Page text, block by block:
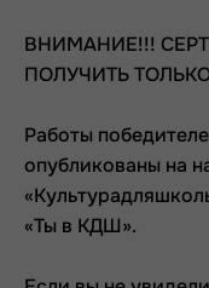
ВНИМАНИЕ!!!
ПОЛУЧИТЬ
Работы
опубликованы на
«Ты в КДШ».